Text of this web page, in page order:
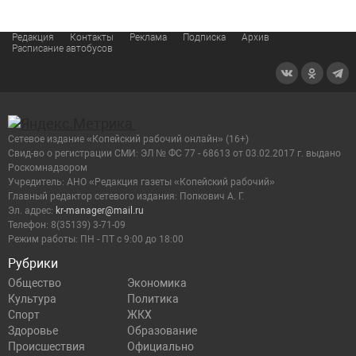
Редакция Контакты Реклама Подписка
Архив
Расписание автобусов
Рубрики
Общество
Экономика
Культура
Политика
Спорт
ЖКХ
Здоровье
Образование
Происшествия
Официально
Сетевое издание «Копейский рабочий онлайн» (16+)
Cвид-во о регистрации СМИ: ЭЛ № ФС 77 - 68613 от 03.02.2017 г. выдано
Роскомнадзором
Учредитель: АНО «Редакция газеты «Копейский рабочий»
Главный редактор сетевого издания: Попкович А. Г.
Эл. адрес: kr-manager@mail.ru
Телефон: 8(35139) 3-71-09
Режим работы: ПН - ПТ с 9:00 до 18:00